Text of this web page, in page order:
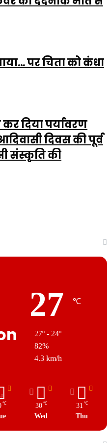
पर चिता को कंधा
दिया पर्यावरण
दिवस की पूर्व
संस्कृति की
27 ℃
27º - 24º
82%
4.3 km/h
℃ 30 ℃
Wed
31 ℃
Thu